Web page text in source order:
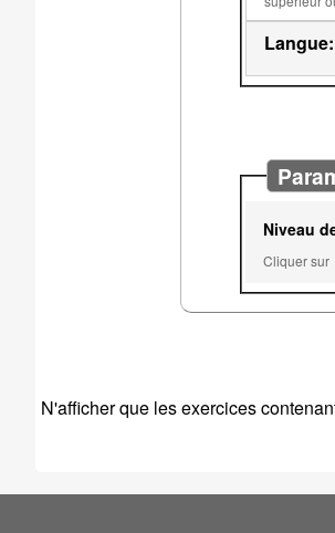
Langue:
Niveau
Cliquer sur
N'afficher que les exercices